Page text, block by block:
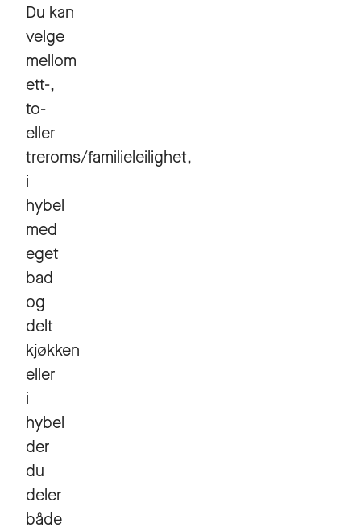
Du kan
velge
mellom
ett-,
to-
eller
treroms/familieleilighet,
i
hybel
med
eget
bad
og
delt
kjøkken
eller
i
hybel
der
du
deler
både